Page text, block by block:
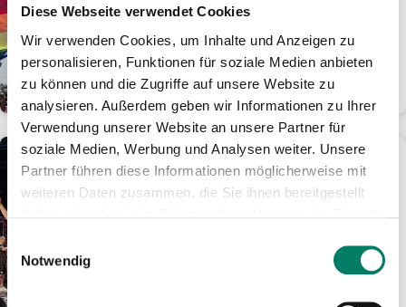
Diese Webseite verwendet Cookies
Wir verwenden Cookies, um Inhalte und Anzeigen zu
personalisieren, Funktionen für soziale Medien anbieten
zu können und die Zugriffe auf unsere Website zu
analysieren. Außerdem geben wir Informationen zu Ihrer
Verwendung unserer Website an unsere Partner für
soziale Medien, Werbung und Analysen weiter. Unsere
Partner führen diese Informationen möglicherweise mit
weiteren Daten zusammen, die Sie ihnen bereitgestellt
Einwilligungsauswahl
Notwendig
Tage für nur 24 Euro im
Ticket-Angebot ist online oder als
Handyticket erhältlich
01.06.2026
KöllePally lässt den
Tanzbrunnen eskalieren:
Ausbilder Schmidt und Laurin